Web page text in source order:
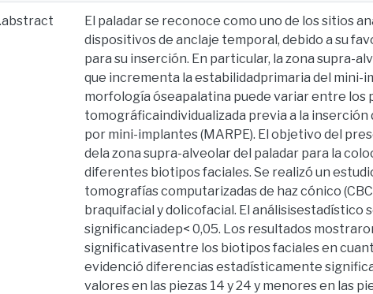
El paladar se reconoce como uno de los sitios
dispositivos de anclaje temporal, debido a su
para su inserción. En particular, la zona supra-
que incrementa la estabilidadprimaria del
morfología óseapalatina puede variar entre los
tomográficaindividualizada previa a la
por mini-implantes (MARPE). El objetivo del
dela zona supra-alveolar del paladar para la
diferentes biotipos faciales. Se realizó un
tomografías computarizadas de haz cónico
braquifacial y dolicofacial. El análisisestadístico
significanciadep< 0,05. Los resultados
significativasentre los biotipos faciales en
evidenció diferencias estadísticamente
valores en las piezas 14 y 24 y menores en las